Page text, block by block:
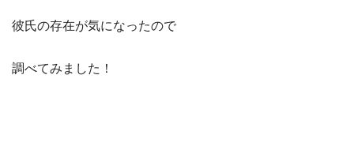
彼氏の存在が気になったので
調べてみました！